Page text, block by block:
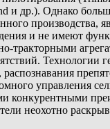
и др.). Однако
производства,
и не имеют
тракторными
Технологии
управления
конкурентными
неохотно